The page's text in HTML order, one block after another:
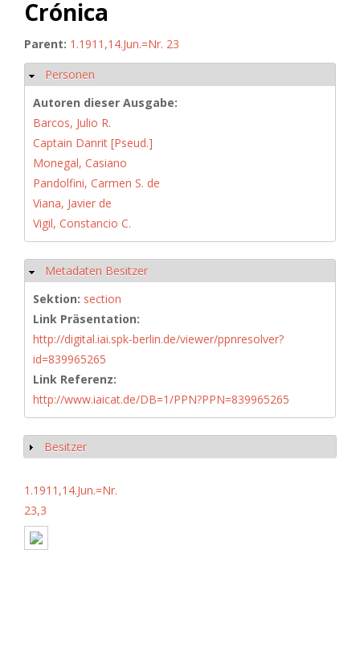
Crónica
Parent: 1.1911,14.Jun.=Nr. 23
Hide
Personen
Autoren dieser Ausgabe:
Barcos, Julio R.
Captain Danrit [Pseud.]
Monegal, Casiano
Pandolfini, Carmen S. de
Viana, Javier de
Vigil, Constancio C.
Hide
Metadaten Besitzer
Sektion: section
Link Präsentation:
http://digital.iai.spk-berlin.de/viewer/ppnresolver?
id=839965265
Link Referenz:
http://www.iaicat.de/DB=1/PPN?PPN=839965265
Show
Besitzer
1.1911,14.Jun.=Nr.
23,3